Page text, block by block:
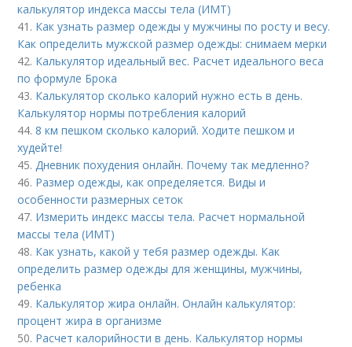
калькулятор индекса массы тела (ИМТ)
41. Как узнать размер одежды у мужчины по росту и весу.
Как определить мужской размер одежды: снимаем мерки
42. Калькулятор идеальный вес. Расчет идеального веса
по формуле Брока
43. Калькулятор сколько калорий нужно есть в день.
Калькулятор нормы потребления калорий
44.8 км пешком сколько калорий. Ходите пешком и
худейте!
45.Дневник похудения онлайн. Почему так медленно?
46. Размер одежды, как определяется. Виды и
особенности размерных сеток
47. Измерить индекс массы тела. Расчет нормальной
массы тела (ИМТ)
48. Как узнать, какой у тебя размер одежды. Как
определить размер одежды для женщины, мужчины,
ребенка
49. Калькулятор жира онлайн. Онлайн калькулятор:
процент жира в организме
50. Расчет калорийности в день. Калькулятор нормы